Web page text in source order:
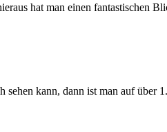
hat man einen fantastischen
sehen kann, dann ist man auf über